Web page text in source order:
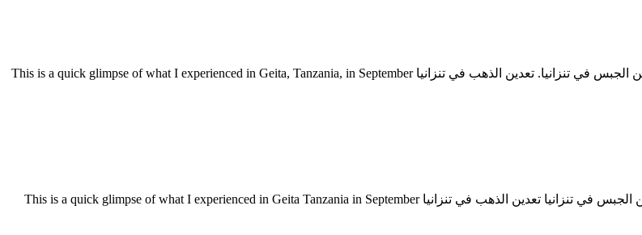
الجبس التعدين في تقنيات أريزونا. طرق تعدين الجبس تقنيات التعدين عن الجبس. تعدين الجبس في تنزانيا. تعدين الذهب في تنزانيا This is a quick glimpse of what I experienced in Geita, Tanzania, in September
الجبس التعدين في تقنيات أريزونا. طرق تعدين الجبس تقنيات التعدين عن الجبس تعدين الجبس في تنزانيا تعدين الذهب في تنزانيا This is a quick glimpse of what I experienced in Geita Tanzania in September